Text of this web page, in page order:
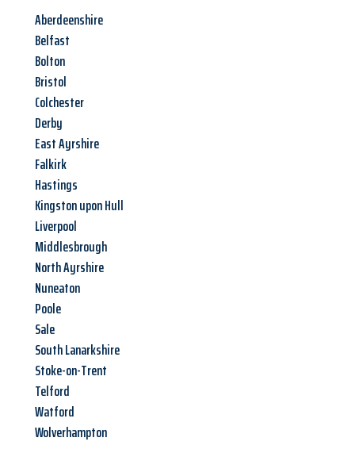
Aberdeenshire
Belfast
Bolton
Bristol
Colchester
Derby
East Ayrshire
Falkirk
Hastings
Kingston upon Hull
Liverpool
Middlesbrough
North Ayrshire
Nuneaton
Poole
Sale
South Lanarkshire
Stoke-on-Trent
Telford
Watford
Wolverhampton